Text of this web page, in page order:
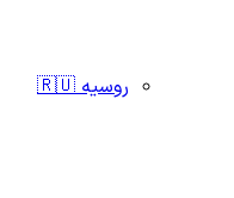
روسیه 🇷🇺